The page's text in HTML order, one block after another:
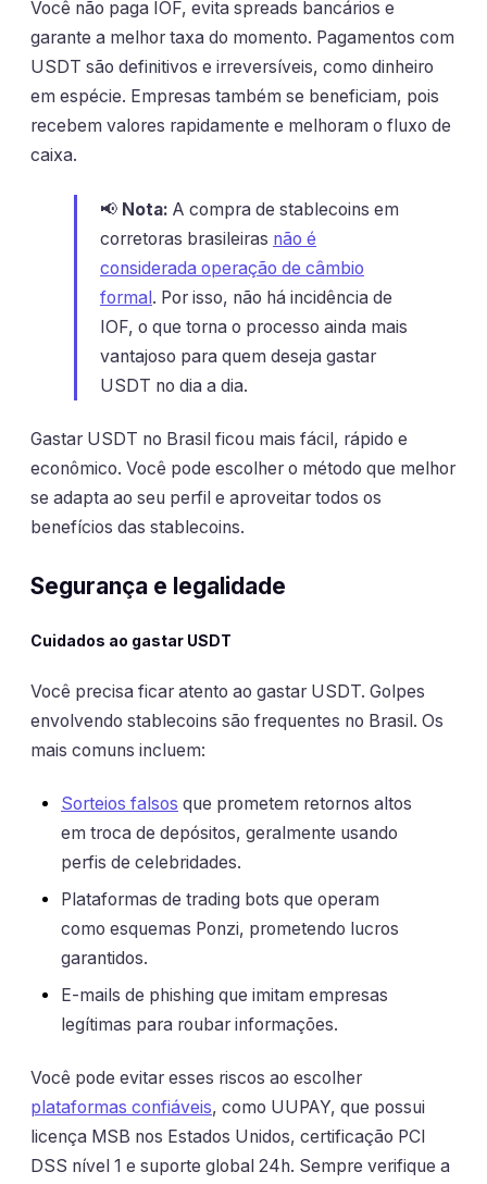
Você não paga IOF, evita spreads bancários e
garante a melhor taxa do momento. Pagamentos com
USDT são definitivos e irreversíveis, como dinheiro
em espécie. Empresas também se beneficiam, pois
recebem valores rapidamente e melhoram o fluxo de
caixa.
📢 Nota: A compra de stablecoins em
corretoras brasileiras não é
considerada operação de câmbio
formal. Por isso, não há incidência de
IOF, o que torna o processo ainda mais
vantajoso para quem deseja gastar
USDT no dia a dia.
Gastar USDT no Brasil ficou mais fácil, rápido e
econômico. Você pode escolher o método que melhor
se adapta ao seu perfil e aproveitar todos os
benefícios das stablecoins.
Segurança e legalidade
Cuidados ao gastar USDT
Você precisa ficar atento ao gastar USDT. Golpes
envolvendo stablecoins são frequentes no Brasil. Os
mais comuns incluem:
Sorteios falsos que prometem retornos altos
em troca de depósitos, geralmente usando
perfis de celebridades.
Plataformas de trading bots que operam
como esquemas Ponzi, prometendo lucros
garantidos.
E-mails de phishing que imitam empresas
legítimas para roubar informações.
Você pode evitar esses riscos ao escolher
plataformas confiáveis, como UUPAY, que possui
licença MSB nos Estados Unidos, certificação PCI
DSS nível 1 e suporte global 24h. Sempre verifique a